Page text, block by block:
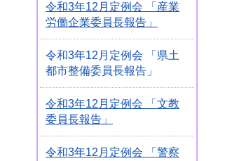
令和3年12月定例会 「産業
労働企業委員長報告」
令和3年12月定例会 「県土
都市整備委員長報告」
令和3年12月定例会 「文教
委員長報告」
令和3年12月定例会 「警察